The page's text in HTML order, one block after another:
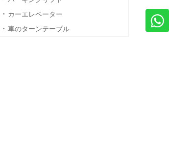
カーエレベーター
車のターンテーブル